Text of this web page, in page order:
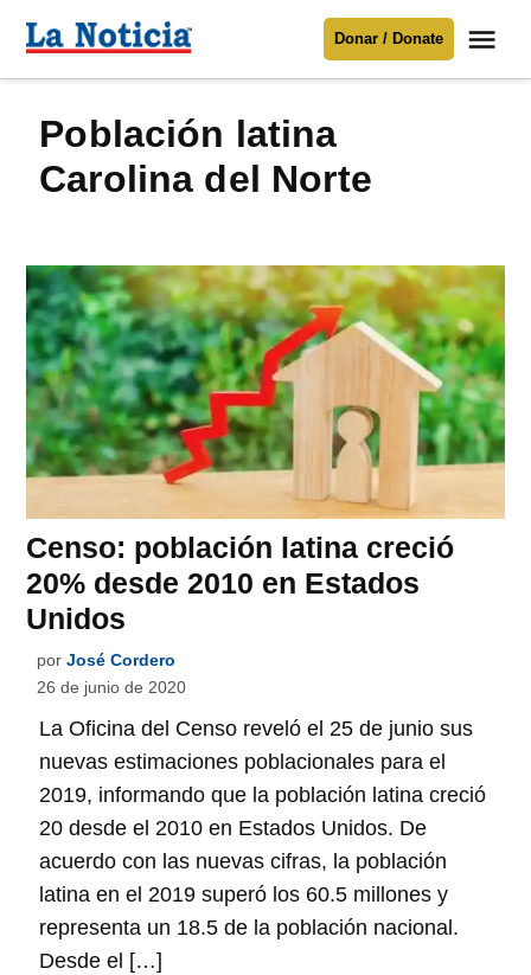
Para mantenerte informado necesitamos
contenido
Noticia
Donar / Donate
Población latina
Carolina del Norte
Censo: población latina creció
20% desde 2010 en Estados
Unidos
por José Cordero
26 de junio de 2020
La Oficina del Censo reveló el 25 de junio sus
nuevas estimaciones poblacionales para el
2019, informando que la población latina creció
20 desde el 2010 en Estados Unidos. De
acuerdo con las nuevas cifras, la población
latina en el 2019 superó los 60.5 millones y
representa un 18.5 de la población nacional.
Desde el […]